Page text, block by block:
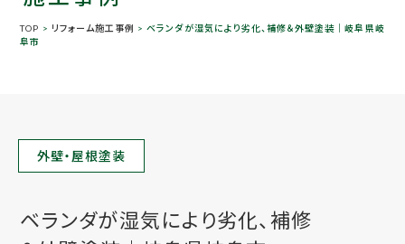
TOP > リフォーム施工事例 > ベランダが湿気により劣化、補修＆外壁塗装｜岐阜県岐
阜市
外壁・屋根塗装
ベランダが湿気により劣化、補修